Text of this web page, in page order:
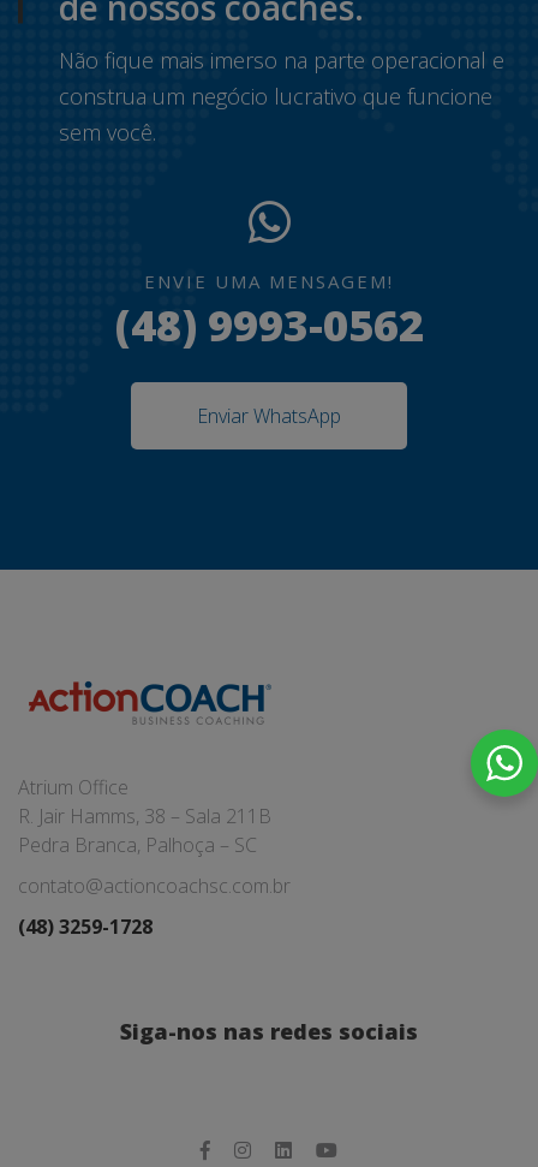
Não fique mais imerso na parte operacional e
construa um negócio lucrativo que funcione
sem você.
ENVIE UMA MENSAGEM!
(48) 9993-0562
Enviar WhatsApp
Atrium Office
R. Jair Hamms, 38 – Sala 211B
Pedra Branca, Palhoça – SC
contato@actioncoachsc.com.br
(48) 3259-1728
Siga-nos nas redes sociais